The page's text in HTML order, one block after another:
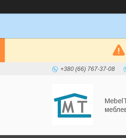
+380 (66) 767-37-08